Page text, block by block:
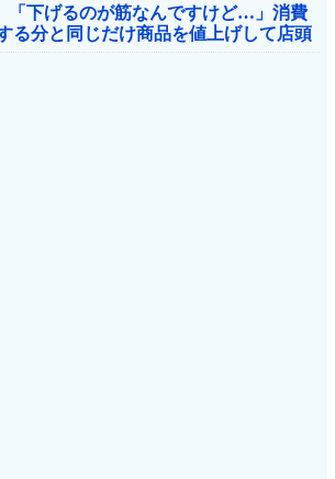
「下げるのが筋なんですけど…」消費
る分と同じだけ商品を値上げして店頭
も